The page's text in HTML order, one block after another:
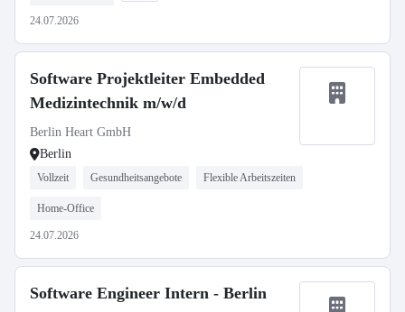
24.07.2026
Software Projektleiter Embedded
Medizintechnik m/w/d
Berlin Heart GmbH
Berlin
Vollzeit Gesundheitsangebote Flexible Arbeitszeiten
Home-Office
24.07.2026
Software Engineer Intern - Berlin